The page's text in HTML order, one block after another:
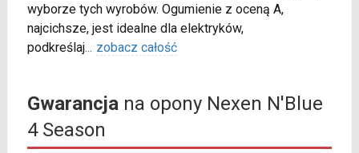
wyborze tych wyrobów. Ogumienie z oceną A,
najcichsze, jest idealne dla elektryków,
podkreślaj... zobacz całość
Gwarancjana opony Nexen N'Blue
4 Season